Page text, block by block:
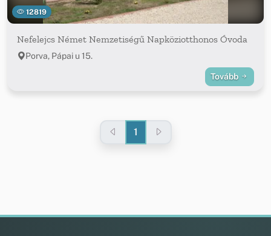
12819
Nefelejcs Német Nemzetiségű Napköziotthonos Óvoda
Porva, Pápai u 15.
Tovább
1